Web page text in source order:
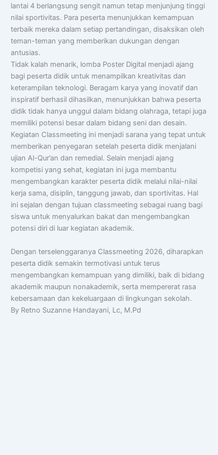
lantai 4 berlangsung sengit namun tetap menjunjung tinggi
nilai sportivitas. Para peserta menunjukkan kemampuan
terbaik mereka dalam setiap pertandingan, disaksikan oleh
teman-teman yang memberikan dukungan dengan
antusias.
Tidak kalah menarik, lomba Poster Digital menjadi ajang
bagi peserta didik untuk menampilkan kreativitas dan
keterampilan teknologi. Beragam karya yang inovatif dan
inspiratif berhasil dihasilkan, menunjukkan bahwa peserta
didik tidak hanya unggul dalam bidang olahraga, tetapi juga
memiliki potensi besar dalam bidang seni dan desain.
Kegiatan Classmeeting ini menjadi sarana yang tepat untuk
memberikan penyegaran setelah peserta didik menjalani
ujian Al-Qur’an dan remedial. Selain menjadi ajang
kompetisi yang sehat, kegiatan ini juga membantu
mengembangkan karakter peserta didik melalui nilai-nilai
kerja sama, disiplin, tanggung jawab, dan sportivitas. Hal
ini sejalan dengan tujuan classmeeting sebagai ruang bagi
siswa untuk menyalurkan bakat dan mengembangkan
potensi diri di luar kegiatan akademik.
Dengan terselenggaranya Classmeeting 2026, diharapkan
peserta didik semakin termotivasi untuk terus
mengembangkan kemampuan yang dimiliki, baik di bidang
akademik maupun nonakademik, serta mempererat rasa
kebersamaan dan kekeluargaan di lingkungan sekolah.
By Retno Suzanne Handayani, Lc, M.Pd